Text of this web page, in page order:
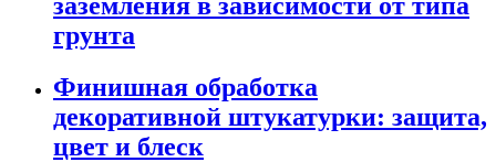
грунта
Финишная обработка
декоративной штукатурки: защита,
цвет и блеск